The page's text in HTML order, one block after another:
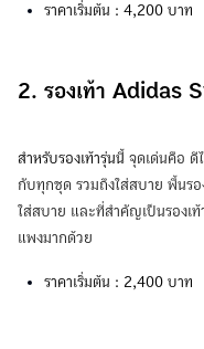
ราคาเริ่มต้น : 4,200 บาท
2. รองเท้า Adidas
สำหรับรองเท้ารุ่นนี้ จุดเด่นคือ ดี
กับทุกชุด รวมถึงใส่สบาย พื้นรอ
ใส่สบาย และที่สำคัญเป็นรองเท้
แพงมากด้วย
ราคาเริ่มต้น : 2,400 บาท